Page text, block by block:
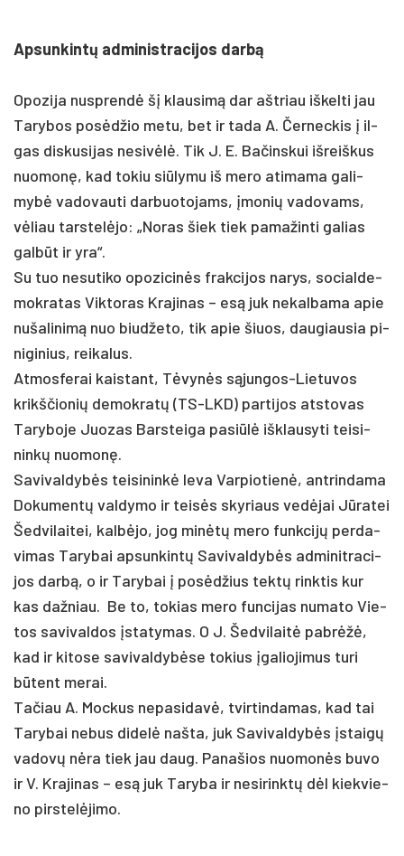
Ap­sun­kintų ad­mi­nist­ra­ci­jos darbą
Opo­zi­ja nu­sprendė šį klau­simą dar ašt­riau iš­kel­ti jau
Ta­ry­bos po­sėdžio me­tu, bet ir ta­da A. Čer­nec­kis į il­
gas dis­ku­si­jas ne­si­vėlė. Tik J. E. Ba­čins­kui iš­reiš­kus
nuo­monę, kad to­kiu siū­ly­mu iš me­ro ati­ma­ma ga­li­
mybė va­do­vau­ti dar­buo­to­jams, įmo­nių va­do­vams,
vėliau tars­telė­jo: „No­ras šiek tiek pa­ma­žin­ti ga­lias
galbūt ir yra“.
Su tuo ne­su­ti­ko opo­zi­cinės frak­ci­jos na­rys, so­cial­de­
mok­ra­tas Vik­to­ras Kra­ji­nas – esą juk ne­kal­ba­ma apie
nu­ša­li­nimą nuo biud­že­to, tik apie šiuos, dau­giau­sia pi­
ni­gi­nius, rei­ka­lus.
At­mos­fe­rai kais­tant, Tėvynės sąjun­gos-Lie­tu­vos
krikš­čio­nių de­mok­ratų (TS-LKD) par­ti­jos at­sto­vas
Ta­ry­bo­je Juo­zas Bars­tei­ga pa­si­ūlė išk­lau­sy­ti tei­si­
ninkų nuo­monę.
Sa­vi­val­dybės tei­si­ninkė Ie­va Var­pio­tienė, ant­rin­da­ma
Do­ku­mentų val­dy­mo ir teisės sky­riaus vedė­jai Jūra­tei
Šed­vi­lai­tei, kalbė­jo, jog minėtų me­ro funk­cijų per­da­
vi­mas Ta­ry­bai ap­sun­kintų Sa­vi­val­dybės ad­mi­nit­ra­ci­
jos darbą, o ir Ta­ry­bai į po­sėdžius tektų rink­tis kur
kas daž­niau. Be to, to­kias me­ro fun­ci­jas nu­ma­to Vie­
tos sa­vi­val­dos įsta­ty­mas. O J. Šed­vi­laitė pa­brėžė,
kad ir ki­to­se sa­vi­val­dybė­se to­kius įga­lio­ji­mus tu­ri
būtent me­rai.
Ta­čiau A. Moc­kus ne­pa­si­davė, tvir­tin­da­mas, kad tai
Ta­ry­bai ne­bus di­delė naš­ta, juk Sa­vi­val­dybės įstaigų
va­dovų nėra tiek jau daug. Pa­na­šios nuo­monės bu­vo
ir V. Kra­ji­nas – esą juk Ta­ry­ba ir ne­si­rinktų dėl kiek­vie­
no pirs­telė­ji­mo.